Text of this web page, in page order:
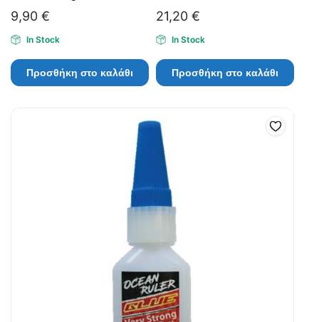
9,90 €
In Stock
Προσθήκη στο καλάθι
21,20 €
In Stock
Προσθήκη στο καλάθι